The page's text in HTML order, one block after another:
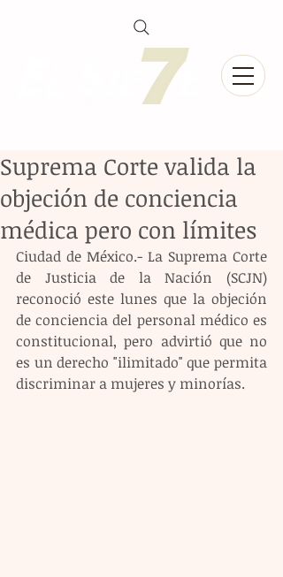
Suprema Corte valida la
objeción de conciencia
médica pero con límites
Ciudad de México.- La Suprema Corte
de Justicia de la Nación (SCJN)
reconoció este lunes que la objeción
de conciencia del personal médico es
constitucional, pero advirtió que no
es un derecho "ilimitado" que permita
discriminar a mujeres y minorías.